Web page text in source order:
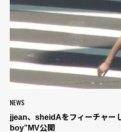
NEWS
jjean、sheidAをフィーチャー
boy”MV公開